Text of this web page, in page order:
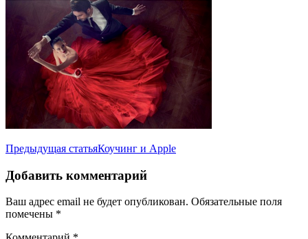
Навигация
по
записям
Предыдущая статьяКоучинг и Apple
Добавить комментарий
Ваш адрес email не будет опубликован. Обязательные поля
помечены *